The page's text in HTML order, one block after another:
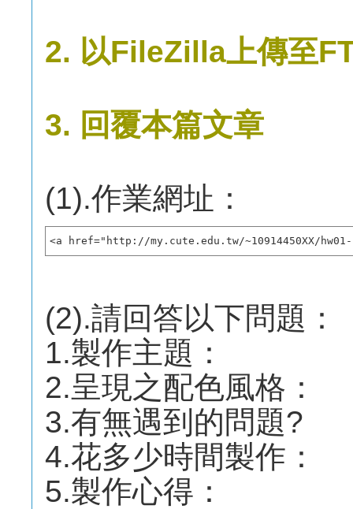
2. 以FileZilla上傳至
3. 回覆本篇文章
(1).作業網址：
<a href="http://my.cute.edu.tw/~10914450XX/hw01-
(2).請回答以下問題：
1.製作主題：
2.呈現之配色風格：
3.有無遇到的問題?
4.花多少時間製作：
5.製作心得：